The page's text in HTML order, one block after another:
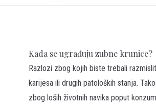
Kada se ugrađuju zubne krunice?
Razlozi zbog kojih biste trebali
karijesa ili drugih patoloških stanja.
zbog loših životnih navika poput